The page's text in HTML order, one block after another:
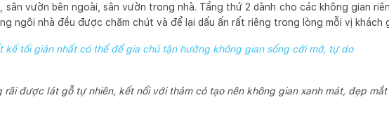
sân vườn bên ngoài, sân vườn trong nhà. Tầng thứ 2 dành cho các không gian
ngôi nhà đều được chăm chút và để lại dấu ấn rất riêng trong lòng mỗi vị khách
kế tối giản nhất có thể để gia chủ tận hưởng không gian sống cởi mở, tự do
rãi được lát gỗ tự nhiên, kết nối với thảm cỏ tạo nên không gian xanh mát, đẹp mắt